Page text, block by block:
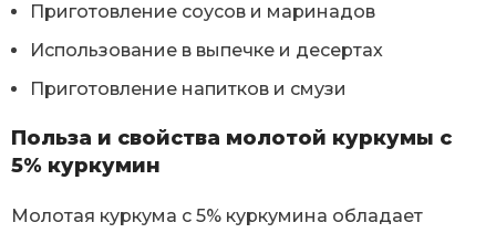
Приготовление соусов и маринадов
Использование в выпечке и десертах
Приготовление напитков и смузи
Польза и свойства молотой куркумы с
5% куркумин
Молотая куркума с 5% куркумина обладает